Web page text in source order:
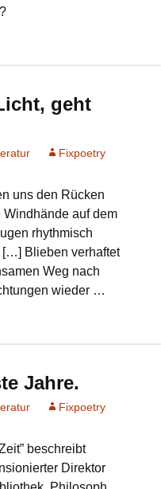
geht
Fixpoetry
uns den Rücken
auf dem
rhythmisch
[…] Blieben verhaftet
Weg nach
wieder …
Jahre.
Fixpoetry
beschreibt
Direktor